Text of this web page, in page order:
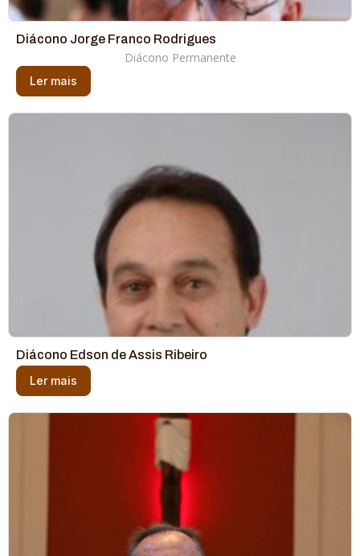
Diácono Jorge Franco Rodrigues
Diácono Permanente
Ler mais
Diácono Edson de Assis Ribeiro
Ler mais